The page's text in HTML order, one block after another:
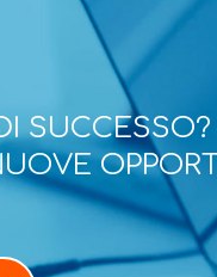
SUCCESSO?